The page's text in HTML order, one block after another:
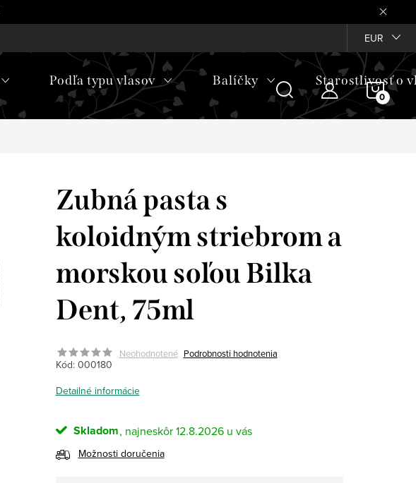
EUR
Podľa typu vlasov Balíčky Starostlivosť o
Zubná pasta s
koloidným striebrom a
morskou soľou Bilka
Dent, 75ml
Neohodnotené Podrobnosti hodnotenia
Kód: 000180
Detailné informácie
Skladom 12.8.2026
Možnosti doručenia